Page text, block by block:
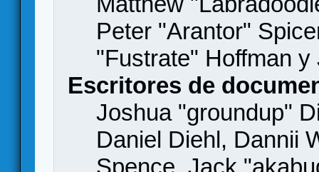
Peter "Arantor"
"Fustrate" Hoffman
Escritores de
Joshua "groundup"
Daniel Diehl, Dannii
Spence, Jack